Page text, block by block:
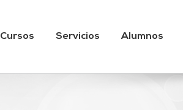
Cursos Servicios Alumnos